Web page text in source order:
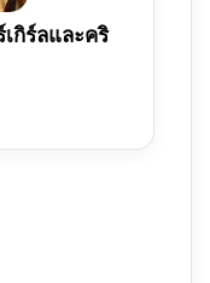
กิร์ลและคริ